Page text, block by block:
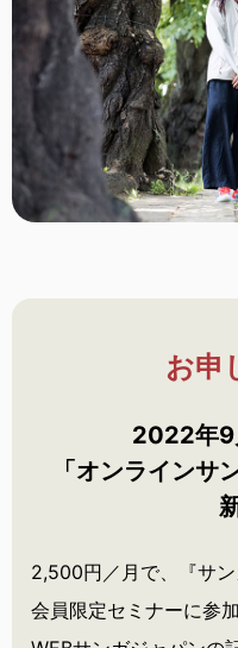
お申
2022年9
「オンラインサ
2,500円／月で、『サ
会員限定セミナーに参